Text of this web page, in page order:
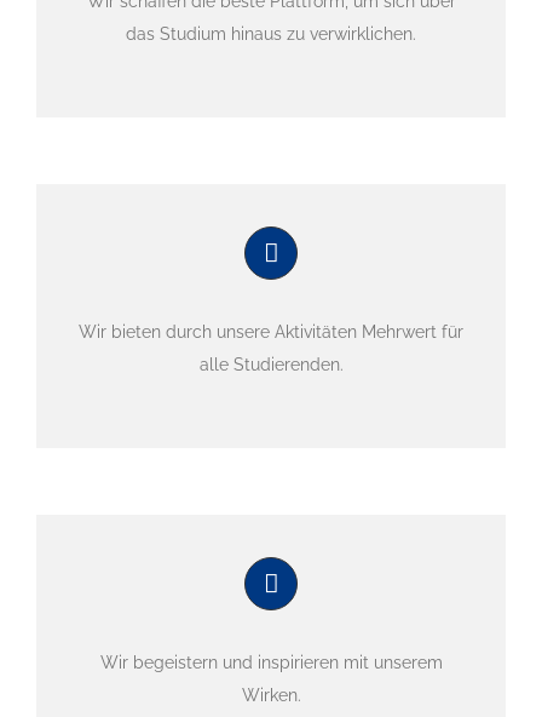
das Studium hinaus zu verwirklichen.
Wir bieten durch unsere Aktivitäten Mehrwert für
alle Studierenden.
Wir begeistern und inspirieren mit unserem
Wirken.